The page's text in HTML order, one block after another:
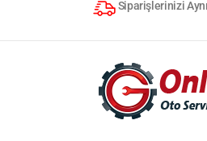
Siparişlerinizi